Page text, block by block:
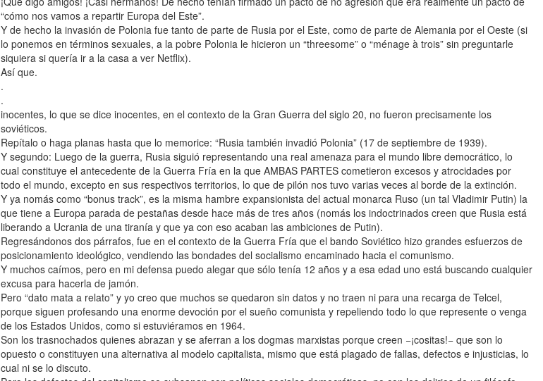
“cómo nos vamos a repartir Europa del Este”.
Y de hecho la invasión de Polonia fue tanto de parte de Rusia por el Este, como de parte de Alemania por el Oeste (si
lo ponemos en términos sexuales, a la pobre Polonia le hicieron un “threesome” o “ménage à trois” sin preguntarle
siquiera si quería ir a la casa a ver Netflix).
Así que.
.
.
inocentes, lo que se dice inocentes, en el contexto de la Gran Guerra del siglo 20, no fueron precisamente los
soviéticos.
Repítalo o haga planas hasta que lo memorice: “Rusia también invadió Polonia” (17 de septiembre de 1939).
Y segundo: Luego de la guerra, Rusia siguió representando una real amenaza para el mundo libre democrático, lo
cual constituye el antecedente de la Guerra Fría en la que AMBAS PARTES cometieron excesos y atrocidades por
todo el mundo, excepto en sus respectivos territorios, lo que de pilón nos tuvo varias veces al borde de la extinción.
Y ya nomás como “bonus track”, es la misma hambre expansionista del actual monarca Ruso (un tal Vladimir Putin) la
que tiene a Europa parada de pestañas desde hace más de tres años (nomás los indoctrinados creen que Rusia está
liberando a Ucrania de una tiranía y que ya con eso acaban las ambiciones de Putin).
Regresándonos dos párrafos, fue en el contexto de la Guerra Fría que el bando Soviético hizo grandes esfuerzos de
posicionamiento ideológico, vendiendo las bondades del socialismo encaminado hacia el comunismo.
Y muchos caímos, pero en mi defensa puedo alegar que sólo tenía 12 años y a esa edad uno está buscando cualquier
excusa para hacerla de jamón.
Pero “dato mata a relato” y yo creo que muchos se quedaron sin datos y no traen ni para una recarga de Telcel,
porque siguen profesando una enorme devoción por el sueño comunista y repeliendo todo lo que represente o venga
de los Estados Unidos, como si estuviéramos en 1964.
Son los trasnochados quienes abrazan y se aferran a los dogmas marxistas porque creen −¡cositas!− que son lo
opuesto o constituyen una alternativa al modelo capitalista, mismo que está plagado de fallas, defectos e injusticias, lo
cual ni se lo discuto.